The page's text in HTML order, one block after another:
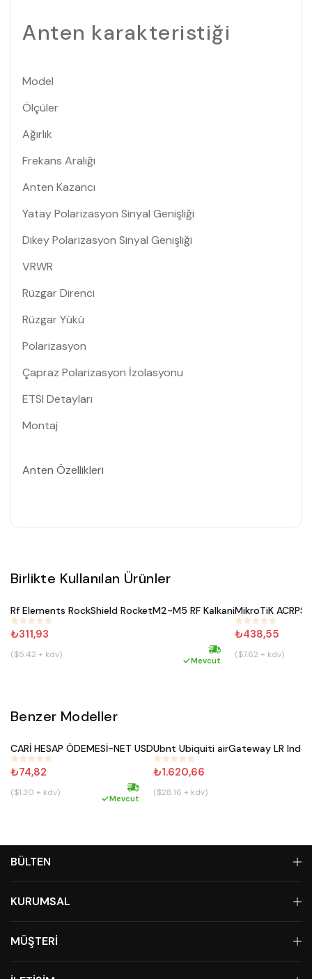
Anten karakteristiği
Anten Özellikleri
Model
Ölçüler
Ağırlık
Frekans Aralığı
Anten Kazancı
Yatay Polarizasyon Sinyal Genişliği
Dikey Polarizasyon Sinyal Genişliği
VRWR
Rüzgar Direnci
Rüzgar Yükü
Polarizasyon
Çapraz Polarizasyon İzolasyonu
ETSI Detayları
Montaj
Birlikte Kullanılan Ürünler
#206
Satın Al
Rf Elements RockShield RocketM2-M5 RF Kalkani
₺311,93
($5.42 + kdv) Hızlı kargo
Mevcut
#495
MikroTiK
₺438,55
($7.62 + kdv)
Benzer Modeller
#670
Satın Al
CARİ HESAP ÖDEMESİ-NET USD
₺74,82
($1.30 + kdv) Hızlı kargo
Mevcut
#297 Ubnt Ubiquiti airGateway LR
₺1.620,66
($28.16 + kdv)
BÜLTEN
KURUMSAL
MÜŞTERİ